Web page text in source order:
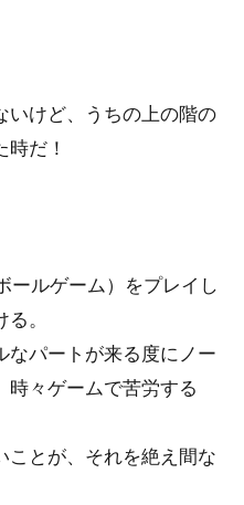
いけど、うちの上の階の
だ！
ールゲーム）をプレイし
。
なパートが来る度にノー
時々ゲームで苦労する
ことが、それを絶え間な